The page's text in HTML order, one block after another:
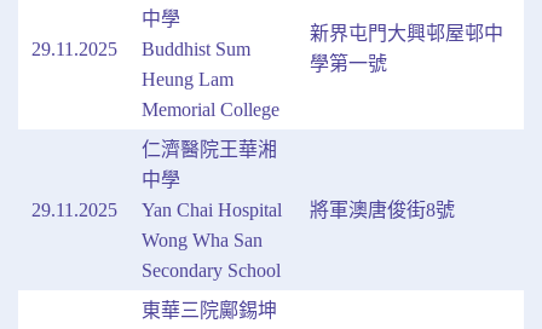
29.11.2025
中學
Buddhist Sum
Heung Lam
Memorial College
新界屯門大興邨屋邨中
學第一號
29.11.2025
仁濟醫院王華湘
中學
Yan Chai Hospital
Wong Wha San
Secondary School
將軍澳唐俊街8號
東華三院鄺錫坤